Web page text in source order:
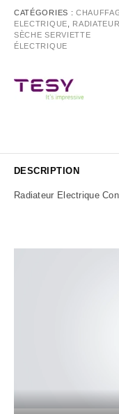
CATÉGORIES :
ELECTRIQUE
SÈCHE SERVIETTE
ÉLECTRIQUE
DESCRIPTION
Radiateur Electrique